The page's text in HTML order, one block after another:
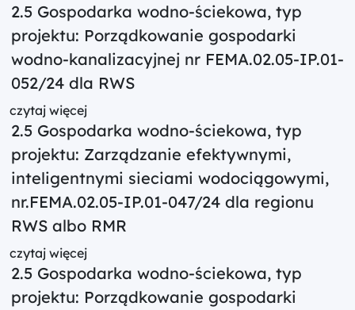
2.5 Gospodarka wodno-ściekowa, typ
projektu: Porządkowanie gospodarki
wodno-kanalizacyjnej nr FEMA.02.05-IP.01-
052/24 dla RWS
czytaj więcej
2.5 Gospodarka wodno-ściekowa, typ
projektu: Zarządzanie efektywnymi,
inteligentnymi sieciami wodociągowymi,
nr.FEMA.02.05-IP.01-047/24 dla regionu
RWS albo RMR
czytaj więcej
2.5 Gospodarka wodno-ściekowa, typ
projektu: Porządkowanie gospodarki